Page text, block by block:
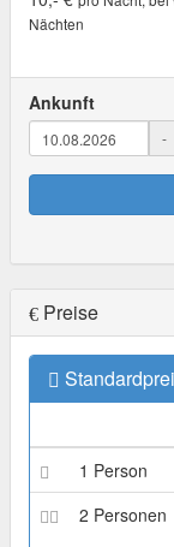
Nächten
Ankunft
-
Preise
1 Person
2 Personen